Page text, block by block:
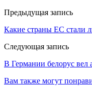
Предыдущая запись
Какие страны ЕС стали
Следующая запись
В Германии белорус вел
Вам также могут